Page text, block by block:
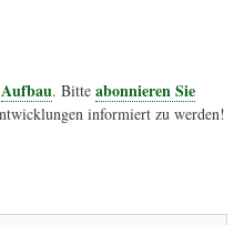
Aufbau. Bitte abonnieren Sie
informiert zu werden!